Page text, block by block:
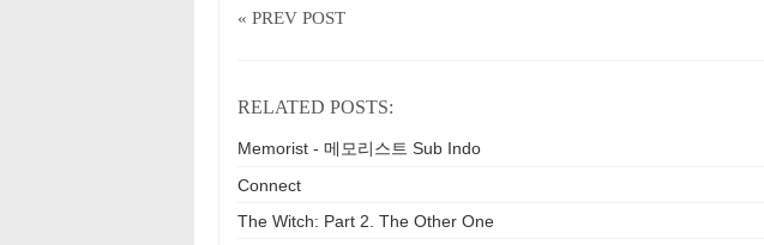
« PREV POST
RELATED POSTS:
Memorist - 메모리스트 Sub Indo
Connect
The Witch: Part 2. The Other One